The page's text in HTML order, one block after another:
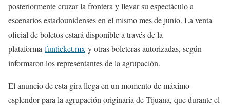
posteriormente cruzar la frontera y llevar su espectáculo a
escenarios estadounidenses en el mismo mes de junio. La venta
oficial de boletos estará disponible a través de la
plataforma funticket.mx y otras boleteras autorizadas, según
informaron los representantes de la agrupación.
El anuncio de esta gira llega en un momento de máximo
esplendor para la agrupación originaria de Tijuana, que durante el